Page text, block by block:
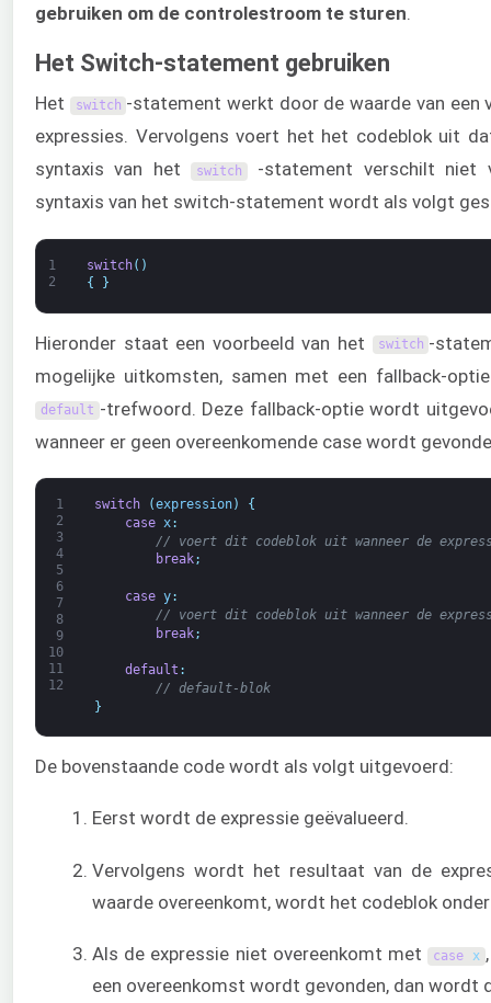
gebruiken om de controlestroom te sturen
Het Switch-statement gebruiken
Het switch -statement werkt door de waarde van een
expressies. Vervolgens voert het het codeblok uit
syntaxis van het switch -statement verschilt niet
syntaxis van het switch-statement wordt als volgt
1
2
switch( )
{
}
Hieronder staat een voorbeeld van het switch -
mogelijke uitkomsten, samen met een fallback-
default -trefwoord. Deze fallback-optie wordt
wanneer er geen overeenkomende case wordt
1
2
3
4
5
6
7
8
9
10
11
12
switch (expression)
{
case
x:
// voert dit codeblok uit wanneer de
break;
case y:
// voert dit codeblok uit wanneer de
break;
default :
// default-blok
}
De bovenstaande code wordt als volgt uitgevoerd:
Eerst wordt de expressie geëvalueerd.
Vervolgens wordt het resultaat van de
waarde overeenkomt, wordt het codeblok
Als de expressie niet overeenkomt met case x
een overeenkomst wordt gevonden, dan wordt